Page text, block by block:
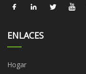
ENLACES
Hogar